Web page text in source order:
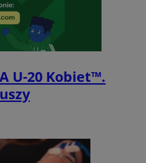
U-20 Kobiet™.